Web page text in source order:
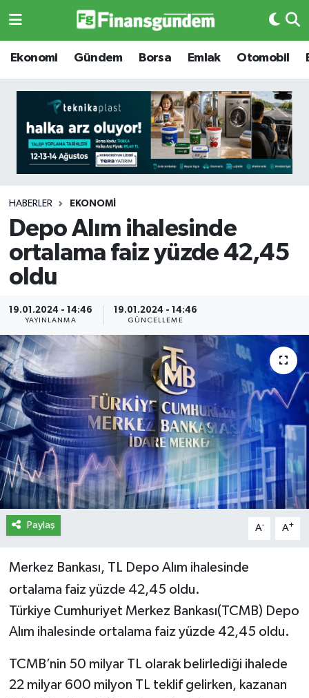
Ekonomi Gündem Borsa Emlak Otomobil
HABERLER EKONOMI
Depo Alım ihalesinde
ortalama faiz yüzde 42,45
oldu
19.01.2024 - 14:46
YAYINLANMA
19.01.2024 - 14:46
GÜNCELLEME
Paylaş A- A+
Merkez Bankası, TL Depo Alım ihalesinde
ortalama faiz yüzde 42,45 oldu.
Türkiye Cumhuriyet Merkez Bankası(TCMB) Depo
Alım ihalesinde ortalama faiz yüzde 42,45 oldu.
TCMB’nin 50 milyar TL olarak belirlediği ihalede
22 milyar 600 milyon TL teklif gelirken, kazanan
Ekonomi
Borsa
Emlak
Otomobil
Gizlilik Sözleşmesi
İletişim
Künye
Yasal Uyarı
Ekonomi
Borsa
Emlak
Emtia
BITCOIN